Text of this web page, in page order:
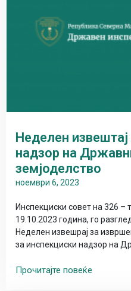
Неделен
надзор на
земјоделство
ноември 6, 2023
Инспекциски совет на 326
19.10.2023 година, го
Неделен извешрај за
за инспекциски надзор на
Прочитајте повеќе